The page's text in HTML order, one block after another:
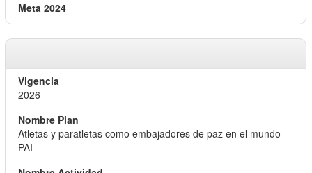
2026
Atletas y paratletas como embajadores de paz en el mundo -
PAI